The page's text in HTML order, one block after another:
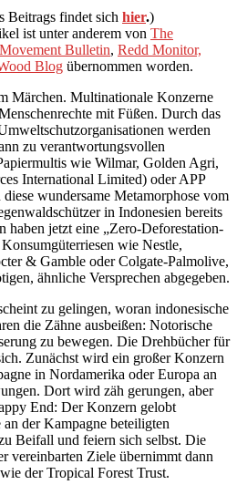
Beitrags findet sich hier.)
ist unter anderem von The
Bulletin, Redd Monitor,
Blog übernommen worden.
Märchen. Multinationale Konzerne
mit Füßen. Durch das
werden
zu verantwortungsvollen
wie Wilmar, Golden Agri,
International Limited) oder APP
wundersame Metamorphose vom
in Indonesien bereits
haben jetzt eine „Zero-Deforestation-
wie Nestle,
& Gamble oder Colgate-Palmolive,
ähnliche Versprechen abgegeben.
zu gelingen, woran indonesische
die Zähne ausbeißen: Notorische
zu bewegen. Die Drehbücher für
Zunächst wird ein großer Konzern
in Nordamerika oder Europa an
Dort wird zäh gerungen, aber
End: Der Konzern gelobt
der Kampagne beteiligten
Beifall und feiern sich selbst. Die
vereinbarten Ziele übernimmt dann
der Tropical Forest Trust.